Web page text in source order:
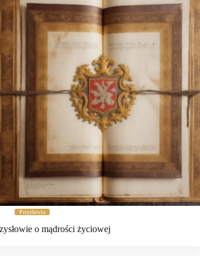
Przysłowia
o mądrości życiowej